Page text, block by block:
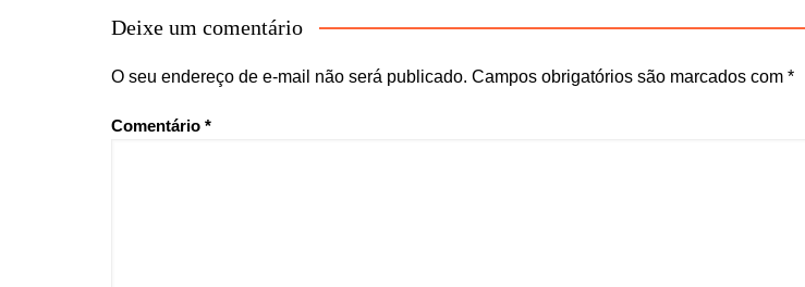
Deixe um comentário
O seu endereço de e-mail não será publicado. Campos obrigatórios são marcados com *
Comentário *